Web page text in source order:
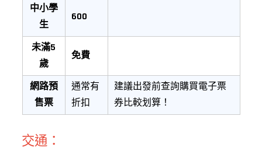
中小學
生
600
未滿5
歲
免費
網路預
售票
通常有
折扣
建議出發前查詢購買電子票
券比較划算！
交通：